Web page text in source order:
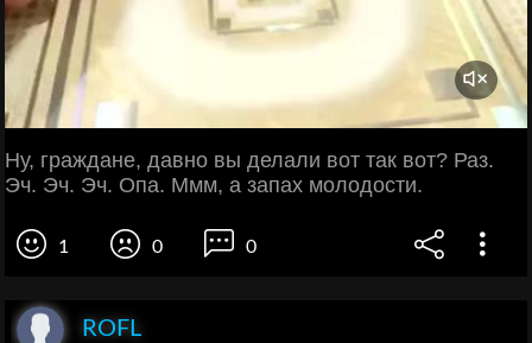
Ну, граждане, давно вы делали вот так вот? Раз.
Эч. Эч. Эч. Опа. Ммм, а запах молодости.
1 0 0
ROFL